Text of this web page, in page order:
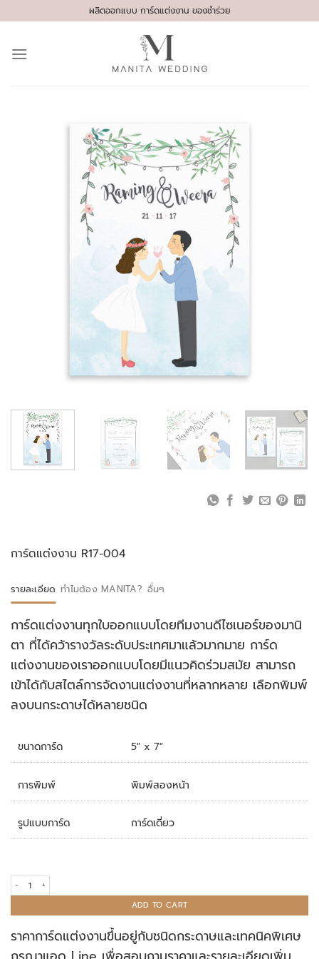
to
ผลิตออกแบบ การ์ดแต่งงาน ของชำร่วย
การ์ดแต่งงาน R17-004
รายละเอียด ทำไมต้อง MANITA? อื่นๆ
การ์ดแต่งงานทุกใบออกแบบโดยทีมงานดีไซเนอร์ของมานิ
ตา ที่ได้คว้ารางวัลระดับประเทศมาแล้วมากมาย การ์ด
แต่งงานของเราออกแบบโดยมีแนวคิดร่วมสมัย สามารถ
เข้าได้กับสไตล์การจัดงานแต่งงานที่หลากหลาย เลือกพิมพ์
ลงบนกระดาษได้หลายชนิด
ขนาดการ์ด 5" x 7"
การพิมพ์ พิมพ์สองหน้า
รูปแบบการ์ด การ์ดเดี่ยว
การ์ดแต่งงาน R17-004 quantity
ADD TO CART
ราคาการ์ดแต่งงานขึ้นอยู่กับชนิดกระดาษและเทคนิคพิเศษ